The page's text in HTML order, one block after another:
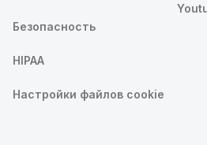
Безопасность
HIPAA
Настройки файлов cookie